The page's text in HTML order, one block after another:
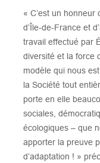
« C’est un honneur
d’Île-de-France et
travail effectué par
diversité et la force
modèle qui nous
la Société tout
porte en elle
sociales,
écologiques – que
apporter la preuve
d’adaptation ! »